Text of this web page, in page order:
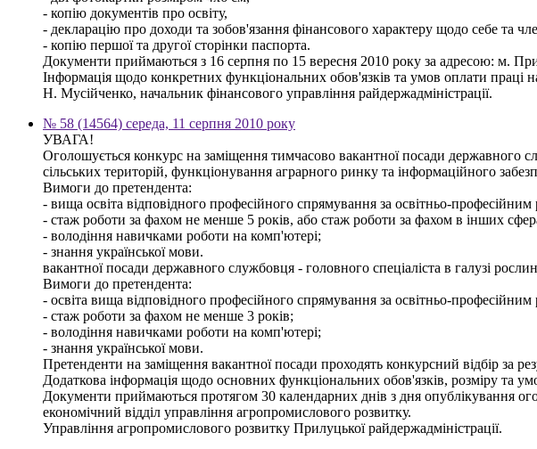
- копію документів про освіту,
- декларацію про доходи та зобов'язання фінансового характеру щодо себе та
- копію першої та другої сторінки паспорта.
Документи приймаються з 16 серпня по 15 вересня 2010 року за адресою: м.
Інформація щодо конкретних функціональних обов'язків та умов оплати праці
Н. Мусійченко, начальник фінансового управління райдержадміністрації.
№ 58 (14564) середа, 11 серпня 2010 року
УВАГА!
Оголошується конкурс на заміщення тимчасово вакантної посади державного
сільських територій, функціонування аграрного ринку та інформаційного
Вимоги до претендента:
- вища освіта відповідного професійного спрямування за освітньо-професійним
- стаж роботи за фахом не менше 5 років, або стаж роботи за фахом в інших
- володіння навичками роботи на комп'ютері;
- знання української мови.
вакантної посади державного службовця - головного спеціаліста в галузі
Вимоги до претендента:
- освіта вища відповідного професійного спрямування за освітньо-професійним
- стаж роботи за фахом не менше 3 років;
- володіння навичками роботи на комп'ютері;
- знання української мови.
Претенденти на заміщення вакантної посади проходять конкурсний відбір за
Додаткова інформація щодо основних функціональних обов'язків, розміру та
Документи приймаються протягом 30 календарних днів з дня опублікування
економічний відділ управління агропромислового розвитку.
Управління агропромислового розвитку Прилуцької райдержадміністрації.